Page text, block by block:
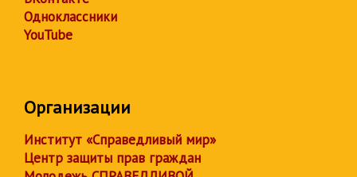
Одноклассники
YouTube
Организации
Институт «Справедливый мир»
Центр защиты прав граждан